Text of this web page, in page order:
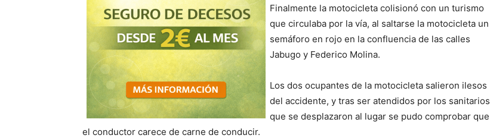
Finalmente la motocicleta colisionó con un turismo
que circulaba por la vía, al saltarse la motocicleta un
semáforo en rojo en la confluencia de las calles
Jabugo y Federico Molina.
Los dos ocupantes de la motocicleta salieron ilesos
del accidente, y tras ser atendidos por los sanitarios
que se desplazaron al lugar se pudo comprobar que
el conductor carece de carne de conducir.